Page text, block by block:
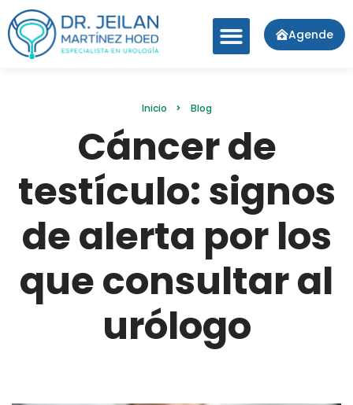
Agende
Inicio Blog
Cáncer de
testículo: signos
de alerta por los
que consultar al
urólogo